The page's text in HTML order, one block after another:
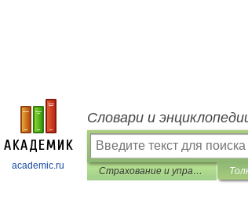
academic.ru
Словари и
Страхование и управление риском. Терминологический словарь